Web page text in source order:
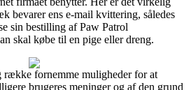
bevarer ens e-mail kvittering, således
sin bestilling af Paw Patrol
skal købe til en pige eller dreng.
række fornemme muligheder for at
brugeres meninger og af den grund